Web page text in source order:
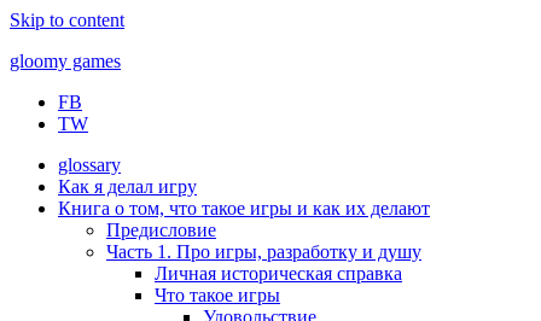
Skip to content
gloomy games
Печально об играх
FB
TW
glossary
Как я делал игру
Книга о том, что такое игры и как их делают
Предисловие
Часть 1. Про игры, разработку и душу
Личная историческая справка
Что такое игры
Удовольствие